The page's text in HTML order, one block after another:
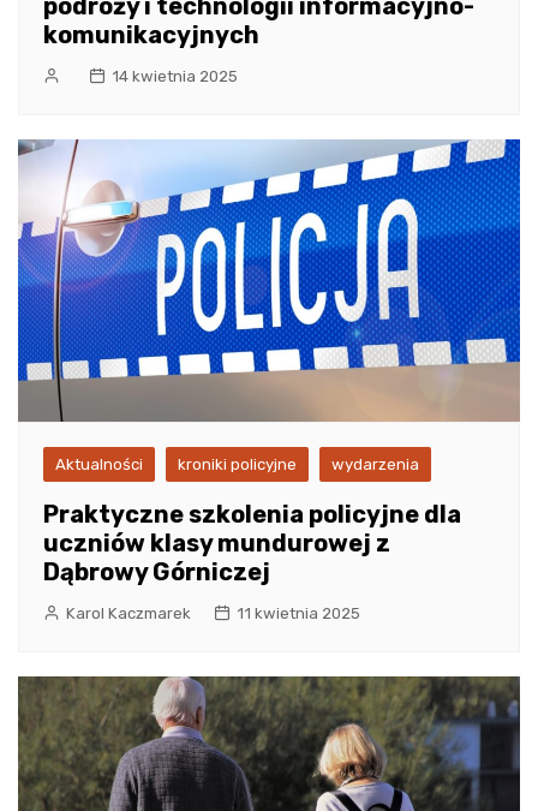
podróży i technologii informacyjno-
komunikacyjnych
14 kwietnia 2025
Aktualności kroniki policyjne wydarzenia
Praktyczne szkolenia policyjne dla
uczniów klasy mundurowej z
Dąbrowy Górniczej
Karol Kaczmarek 11 kwietnia 2025